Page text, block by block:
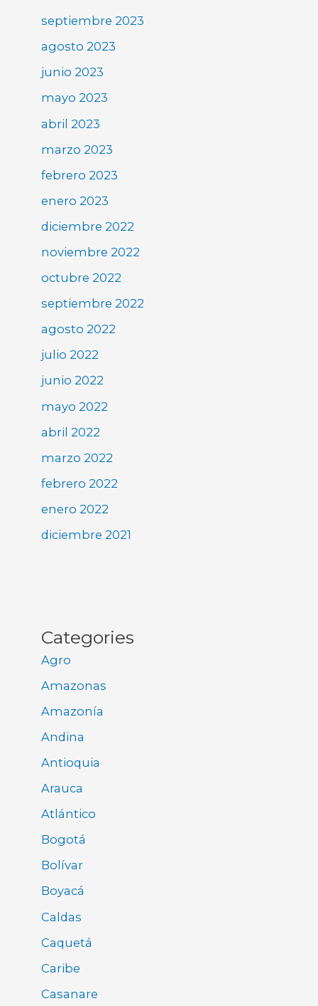
septiembre 2023
agosto 2023
junio 2023
mayo 2023
abril 2023
marzo 2023
febrero 2023
enero 2023
diciembre 2022
noviembre 2022
octubre 2022
septiembre 2022
agosto 2022
julio 2022
junio 2022
mayo 2022
abril 2022
marzo 2022
febrero 2022
enero 2022
diciembre 2021
Categories
Agro
Amazonas
Amazonía
Andina
Antioquia
Arauca
Atlántico
Bogotá
Bolívar
Boyacá
Caldas
Caquetá
Caribe
Casanare